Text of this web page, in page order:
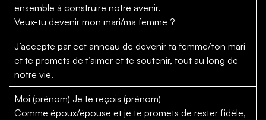
ensemble à construire notre avenir.
Veux-tu devenir mon mari/ma femme ?
J’accepte par cet anneau de devenir ta femme/ton mari
et te promets de t’aimer et te soutenir, tout au long de
notre vie.
Moi (prénom) Je te reçois (prénom)
Comme époux/épouse et je te promets de rester fidèle,